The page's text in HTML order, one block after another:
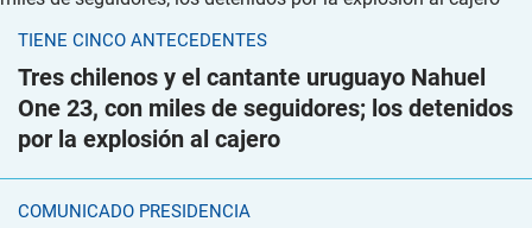
TIENE CINCO ANTECEDENTES
Tres chilenos y el cantante uruguayo Nahuel
One 23, con miles de seguidores; los detenidos
por la explosión al cajero
COMUNICADO PRESIDENCIA